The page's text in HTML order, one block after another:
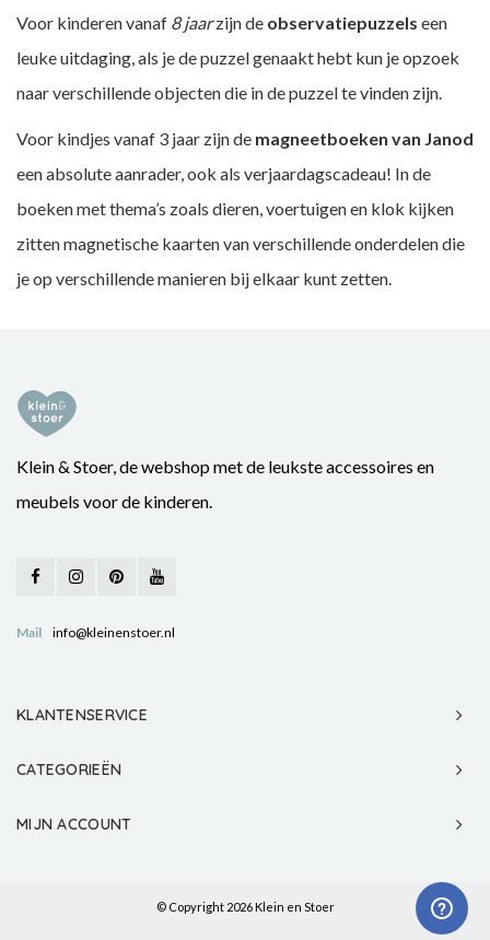
Voor kinderen vanaf 8 jaarzijn de observatiepuzzels een
leuke uitdaging, als je de puzzel genaakt hebt kun je opzoek
naar verschillende objecten die in de puzzel te vinden zijn.
Voor kindjes vanaf 3 jaar zijn de magneetboeken van Janod
een absolute aanrader, ook als verjaardagscadeau! In de
boeken met thema’s zoals dieren, voertuigen en klok kijken
zitten magnetische kaarten van verschillende onderdelen die
je op verschillende manieren bij elkaar kunt zetten.
Klein & Stoer, de webshop met de leukste accessoires en
meubels voor de kinderen.
Mail info@kleinenstoer.nl
KLANTENSERVICE
CATEGORIEËN
MIJN ACCOUNT
© Copyright 2026 Klein en Stoer